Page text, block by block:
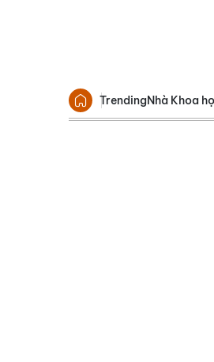
TrendingNhà Khoa